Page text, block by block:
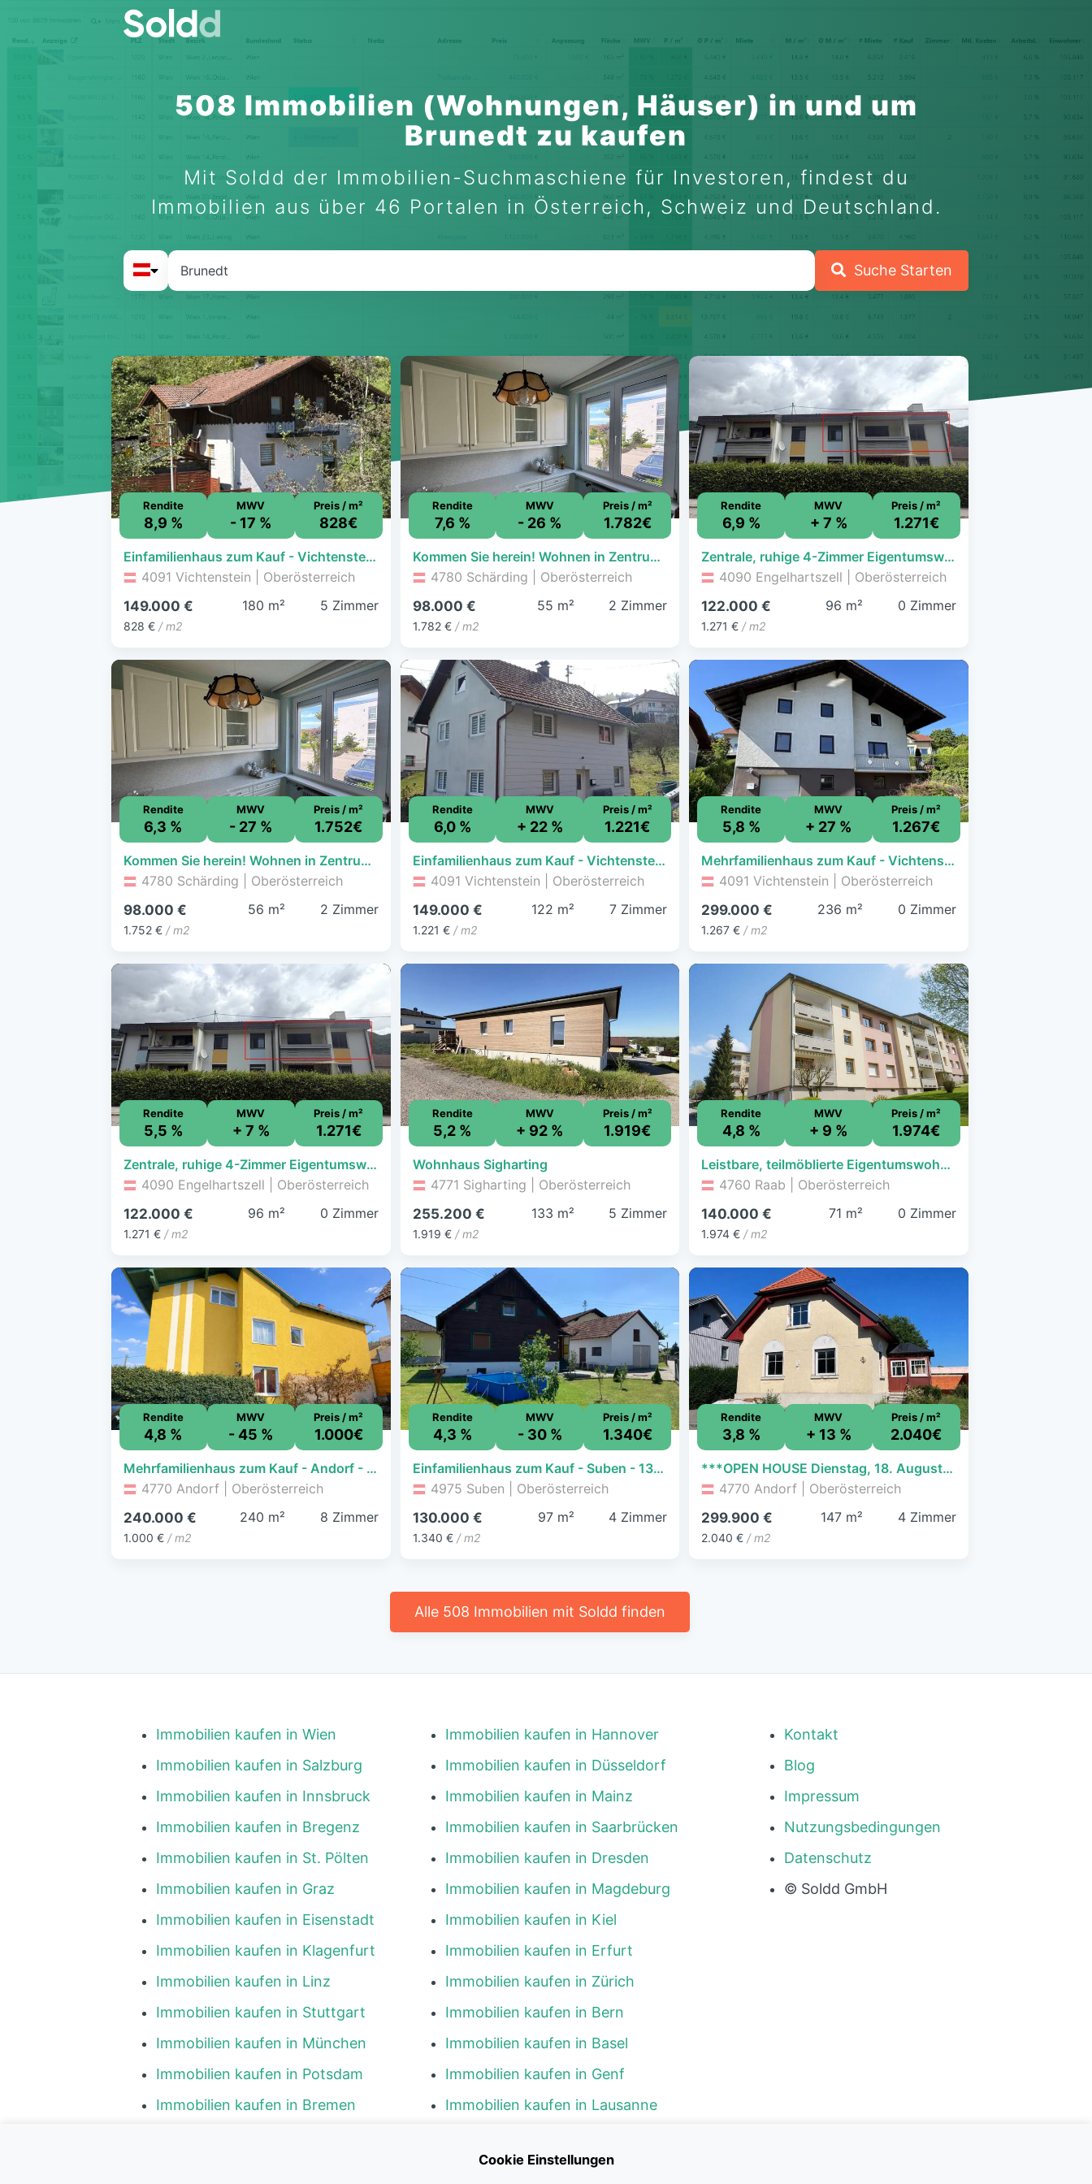
508 Immobilien (Wohnungen, Häuser) in und um
Brunedt zu kaufen
Mit Soldd der Immobilien-Suchmaschiene für Investoren, findest du
Immobilien aus über 46 Portalen in Österreich, Schweiz und Deutschland.
Suche Starten
Rendite
8,9 %
MWV
- 17 %
Preis / m²
828€
Einfamilienhaus zum Kauf - Vichtenstein - 149.000 € - 5 Zimmer, 180 m², 640 m² Grundstück
4091 Vichtenstein | Oberösterreich
149.000 €
828 € / m2
180 m² 5 Zimmer
Rendite
7,6 %
MWV
- 26 %
Preis / m²
1.782€
Kommen Sie herein! Wohnen in Zentrumsnähe!
4780 Schärding | Oberösterreich
98.000 €
1.782 €/ m2
55 m² 2 Zimmer
Rendite
6,9 %
MWV
+ 7 %
Preis / m²
1.271€
Zentrale, ruhige 4-Zimmer Eigentumswohnung inkl. Loggia
4090 Engelhartszell | Oberösterreich
122.000 €
1.271 € / m2
96 m² 0 Zimmer
Rendite
6,3 %
MWV
- 27 %
Preis / m²
1.752€
Kommen Sie herein! Wohnen in Zentrumsnähe!
4780 Schärding | Oberösterreich
98.000 €
1.752 € / m2
56 m² 2 Zimmer
Rendite
6,0 %
MWV
+ 22 %
Preis / m²
1.221€
Einfamilienhaus zum Kauf - Vichtenstein - 149.000 € - 7 Zimmer, 122 m², 772 m² Grundstück
4091 Vichtenstein | Oberösterreich
149.000 €
1.221 €/ m2
122 m² 7 Zimmer
Rendite
5,8 %
MWV
+ 27 %
Preis / m²
1.267€
Mehrfamilienhaus zum Kauf - Vichtenstein - 299.000 € - 236 m², 831 m² Grundstück
4091 Vichtenstein | Oberösterreich
299.000 €
1.267 € / m2
236 m² 0 Zimmer
Rendite
5,5 %
MWV
+ 7 %
Preis / m²
1.271€
Zentrale, ruhige 4-Zimmer Eigentumswohnung inkl. Loggia
4090 Engelhartszell | Oberösterreich
122.000 €
1.271 € / m2
96 m² 0 Zimmer
Rendite
5,2 %
MWV
+ 92 %
Preis / m²
1.919€
Wohnhaus Sigharting
4771 Sigharting | Oberösterreich
255.200 €
1.919 €/ m2
133 m² 5 Zimmer
Rendite
4,8 %
MWV
+ 9 %
Preis / m²
1.974€
Leistbare, teilmöblierte Eigentumswohnung mit sonnigem Balkon
4760 Raab | Oberösterreich
140.000 €
1.974 € / m2
71 m² 0 Zimmer
Rendite
4,8 %
MWV
- 45 %
Preis / m²
1.000€
Mehrfamilienhaus zum Kauf - Andorf - 240.000 € - 8 Zimmer, 240 m², 346 m² Grundstück
4770 Andorf | Oberösterreich
240.000 €
1.000 € / m2
240 m² 8 Zimmer
Rendite
4,3 %
MWV
- 30 %
Preis / m²
1.340€
Einfamilienhaus zum Kauf - Suben - 130.000 € - 4 Zimmer, 97 m², 590 m² Grundstück
4975 Suben | Oberösterreich
130.000 €
1.340 €/ m2
97 m² 4 Zimmer
Rendite
3,8 %
MWV
+ 13 %
Preis / m²
2.040€
***OPEN HOUSE Dienstag, 18. August 2026 von 16 - 18 Uhr*** Zentral gelegenes Wohnhaus in Andorf
4770 Andorf | Oberösterreich
299.900 €
2.040 € / m2
147 m² 4 Zimmer
Alle 508 Immobilien mit Soldd finden
Immobilien kaufen in Wien
Immobilien kaufen in Salzburg
Immobilien kaufen in Innsbruck
Immobilien kaufen in Bregenz
Immobilien kaufen in St. Pölten
Immobilien kaufen in Graz
Immobilien kaufen in Eisenstadt
Immobilien kaufen in Klagenfurt
Immobilien kaufen in Linz
Immobilien kaufen in Stuttgart
Immobilien kaufen in München
Immobilien kaufen in Potsdam
Immobilien kaufen in Bremen
Immobilien kaufen in Hannover
Immobilien kaufen in Düsseldorf
Immobilien kaufen in Mainz
Immobilien kaufen in Saarbrücken
Immobilien kaufen in Dresden
Immobilien kaufen in Magdeburg
Immobilien kaufen in Kiel
Immobilien kaufen in Erfurt
Immobilien kaufen in Zürich
Immobilien kaufen in Bern
Immobilien kaufen in Basel
Immobilien kaufen in Genf
Immobilien kaufen in Lausanne
Immobilien kaufen in St. Gallen
Kontakt
Blog
Impressum
Nutzungsbedingungen
Datenschutz
© Soldd GmbH
Cookie Einstellungen